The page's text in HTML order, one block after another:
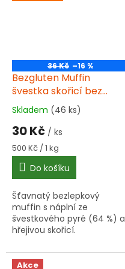
36 Kč –16 %
Bezgluten Muffin
švestka skořicí bez
lepku 60 g
Průměrné
hodnocení
produktu
je
5,0
5
hvězdiček.
Skladem (46 ks)
30 Kč / ks
Měrná
cena:
500 Kč / 1 kg
Do košíku
Šťavnatý bezlepkový
muffin s náplní ze
švestkového pyré (64 %) a
hřejivou skořicí.
certifikátem Přeškrtnutý
klas. Vhodné pro vegany a
Akce